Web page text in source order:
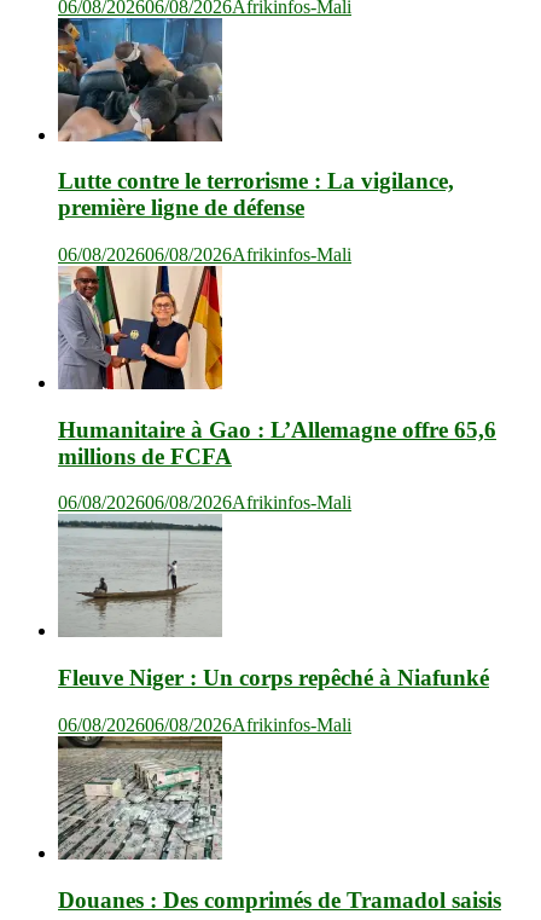
06/08/202606/08/2026Afrikinfos-Mali
Lutte contre le terrorisme : La vigilance,
première ligne de défense
06/08/202606/08/2026Afrikinfos-Mali
Humanitaire à Gao : L’Allemagne offre 65,6
millions de FCFA
06/08/202606/08/2026Afrikinfos-Mali
Fleuve Niger : Un corps repêché à Niafunké
06/08/202606/08/2026Afrikinfos-Mali
Douanes : Des comprimés de Tramadol saisis